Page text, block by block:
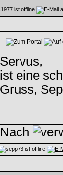
Servus,
ist eine
Gruss,
Nach